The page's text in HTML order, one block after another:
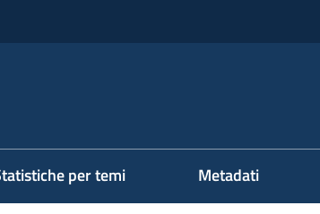
per temi Metadati